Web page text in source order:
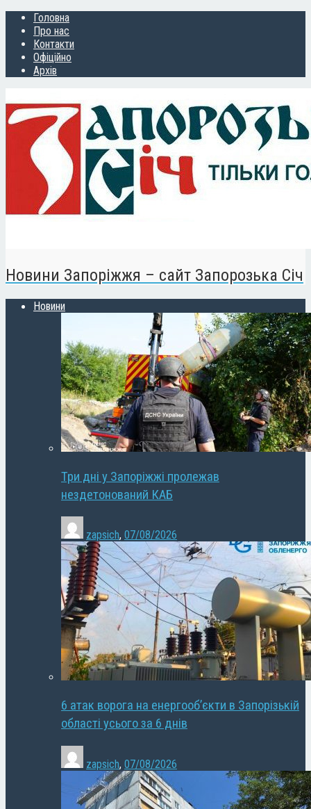
Головна
Про нас
Контакти
Офіційно
Архів
Новини Запоріжжя – сайт Запорозька Січ
Новини
Три дні у Запоріжжі пролежав
нездетонований КАБ
zapsich, 07/08/2026
6 атак ворога на енергооб’єкти в Запорізькій
області усього за 6 днів
zapsich, 07/08/2026